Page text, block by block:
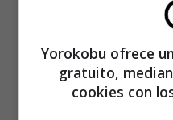
Yorokobu ofrece
gratuito,
cookies con